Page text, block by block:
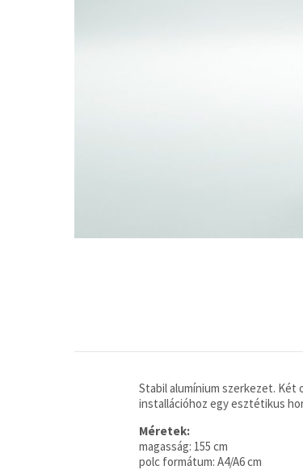
Stabil alumínium szerkezet. Két
installációhoz egy esztétikus
Méretek:
magasság: 155 cm
polc formátum: A4/A6 cm